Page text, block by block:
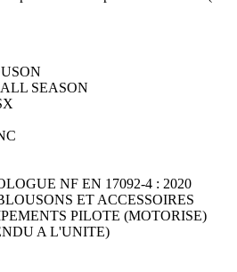
SEASON
NF EN 17092-4 : 2020
ET ACCESSOIRES
PILOTE (MOTORISE)
A L'UNITE)